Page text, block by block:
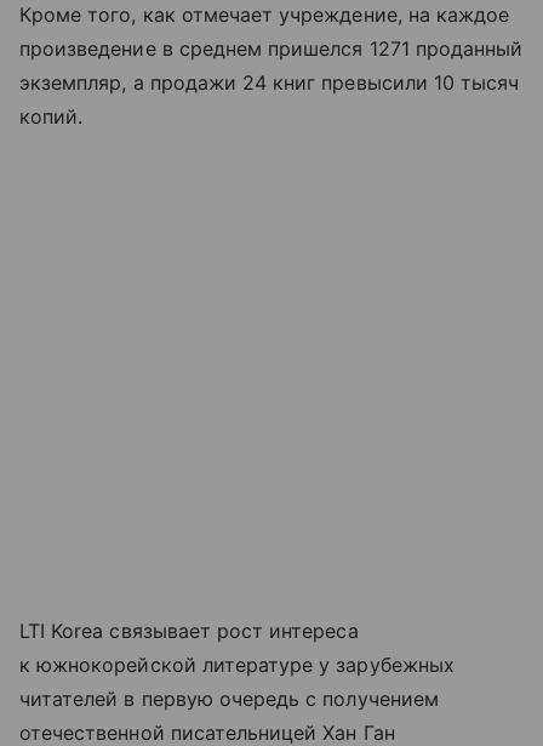
Кроме того, как отмечает учреждение, на каждое
произведение в среднем пришелся 1271 проданный
экземпляр, а продажи 24 книг превысили 10 тысяч
копий.
LTI Korea связывает рост интереса
к южнокорейской литературе у зарубежных
читателей в первую очередь с получением
отечественной писательницей Хан Ган